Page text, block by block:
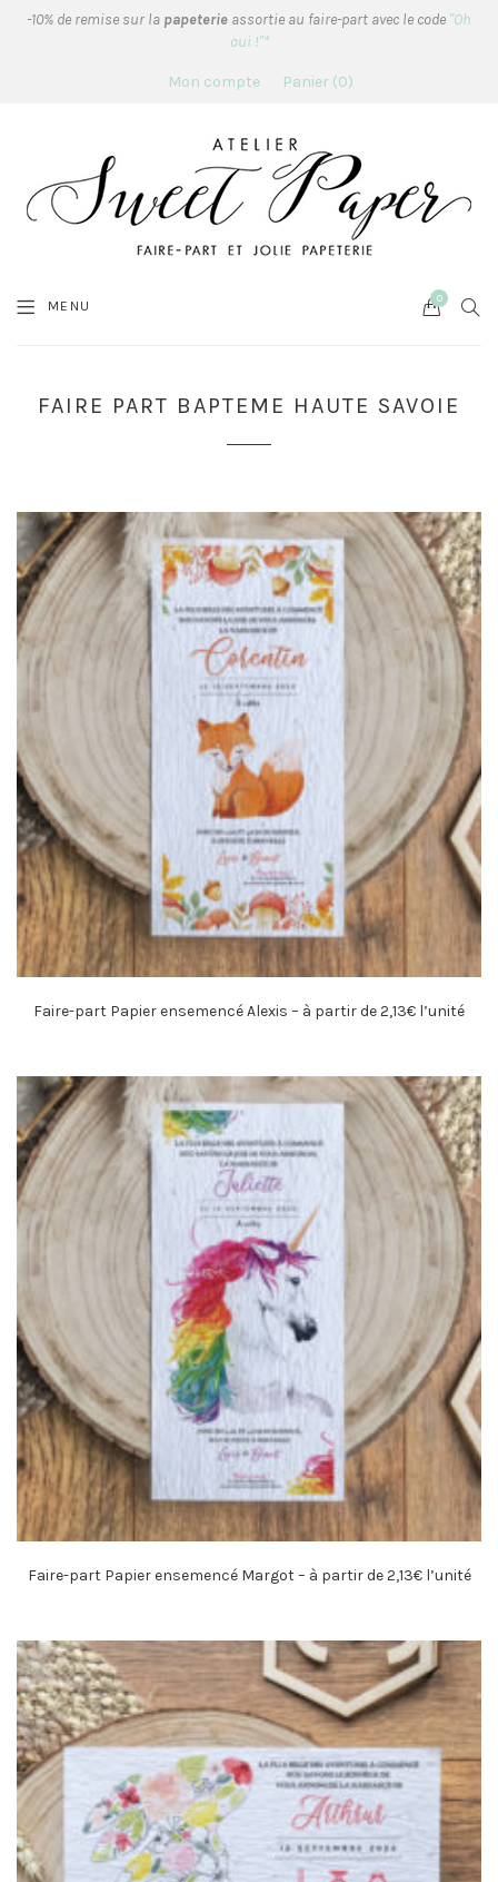
-10% de remise sur la papeterie assortie au faire-part avec le code "Oh
oui !"*
Mon compte Panier 0
MENU Cart
0
FAIRE PART BAPTEME HAUTE SAVOIE
Faire-part Papier ensemencé Alexis – à partir de 2,13€ l’unité
Faire-part Papier ensemencé Margot – à partir de 2,13€ l’unité